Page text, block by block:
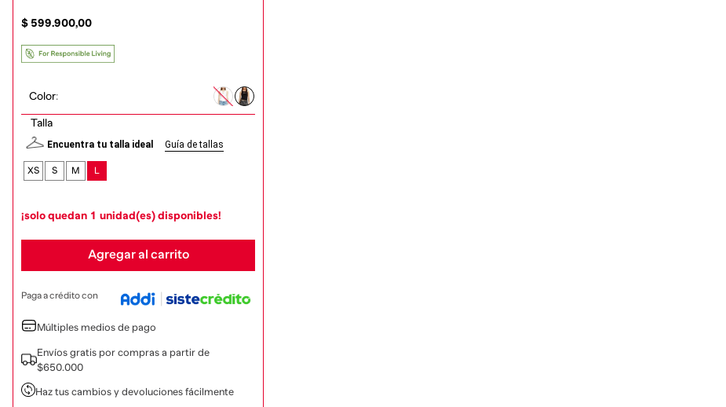
$ 599.900,00
Color:
Talla
Encuentra tu talla ideal Guía de tallas
XS S M L
¡solo quedan 1 unidad(es) disponibles!
Agregar al carrito
Paga a crédito con
Múltiples medios de pago
Envíos gratis por compras a partir de
$650.000
Haz tus cambios y devoluciones fácilmente